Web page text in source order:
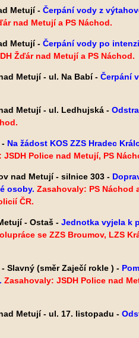
Metují - Čerpání vody z
nad Metují a PS Náchod.
Metují - Čerpání vody po
Žďár nad Metují a PS Náchod.
Metují - ul. Na Babí - Čerpání
Metují - ul. Ledhujská -
- Na žádost KOS ZZS Hradec
JSDH Police nad Metují, PS
nad Metují - silnice 303 -
osoby. Zasahovaly: PS Náchod
ČR.
- Ostaš - Jednotka vyjela k
se ZZS Broumov, LZS
- Slavný (směr Zaječí rokle ) -
Zasahovaly: JSDH Police nad
Metují - ul. 17. listopadu -